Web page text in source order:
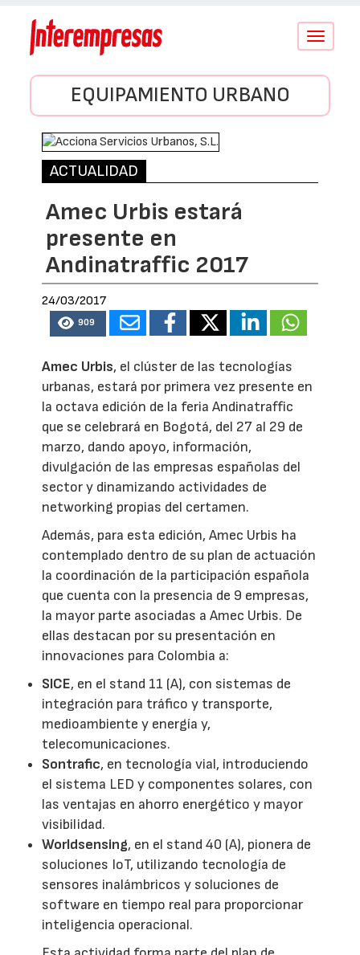
Conmutar
EQUIPAMIENTO URBANO
ACTUALIDAD
Amec Urbis estará
presente en
Andinatraffic 2017
24/03/2017
909
Amec Urbis, el clúster de las tecnologías
urbanas, estará por primera vez presente en
la octava edición de la feria Andinatraffic
que se celebrará en Bogotá, del 27 al 29 de
marzo, dando apoyo, información,
divulgación de las empresas españolas del
sector y dinamizando actividades de
networking propias del certamen.
Además, para esta edición, Amec Urbis ha
contemplado dentro de su plan de actuación
la coordinación de la participación española
que cuenta con la presencia de 9 empresas,
la mayor parte asociadas a Amec Urbis. De
ellas destacan por su presentación en
innovaciones para Colombia a:
SICE, en el stand 11 (A), con sistemas de
integración para tráfico y transporte,
medioambiente y energía y,
telecomunicaciones.
Sontrafic, en tecnología vial, introduciendo
el sistema LED y componentes solares, con
las ventajas en ahorro energético y mayor
visibilidad.
Worldsensing, en el stand 40 (A), pionera de
soluciones IoT, utilizando tecnología de
sensores inalámbricos y soluciones de
software en tiempo real para proporcionar
inteligencia operacional.